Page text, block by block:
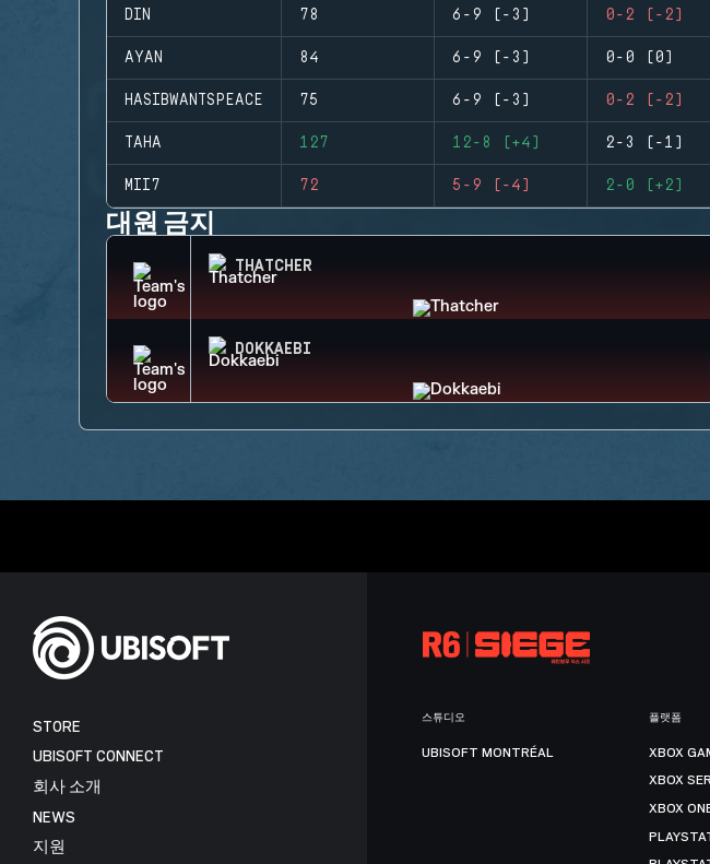
DIN 78 6-9 (-3) 0-2 (-2)
AYAN 84 6-9 (-3) 0-0 (0)
HASIBWANTSPEACE 75 6-9 (-3) 0-2 (-2)
TAHA 127 12-8 (+4) 2-3 (-1)
MII7 72 5-9 (-4) 2-0 (+2)
대원 금지
THATCHER
DOKKAEBI
STORE
UBISOFT CONNECT
회사 소개
NEWS
지원
스튜디오
UBISOFT MONTRÉAL
플랫폼
XBOX
XBOX
XBOX